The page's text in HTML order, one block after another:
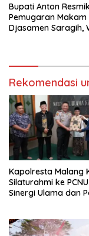
Bupati Anton
Pemugaran Makam
Djasamen Saragih,
Rekomendasi
Kapolresta Malang
Silaturahmi ke
Sinergi Ulama dan